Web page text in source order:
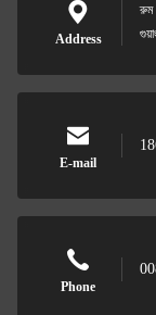
Address
রুম
E-mail
Phone